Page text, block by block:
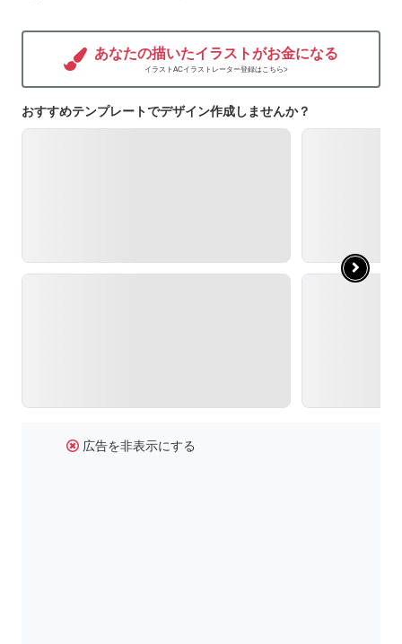
あなたの描いたイラストがお金になる
イラストACイラストレーター登録はこちら>
おすすめテンプレートでデザイン作成しませんか？
広告を非表示にする